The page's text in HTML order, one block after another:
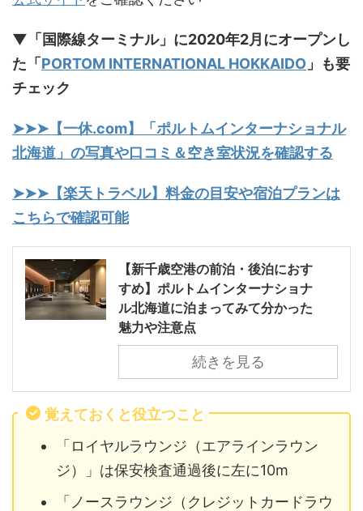
▼「国際線ターミナル」に2020年2月にオープンし
た「 PORTOM INTERNATIONAL HOKKAIDO 」も要
チェック
➤➤➤【一休.com】「ポルトムインターナショナル
北海道」の写真や口コミ＆空き室状況を確認する
➤➤➤【楽天トラベル】料金の目安や宿泊プランは
こちらで確認可能
【新千歳空港の前泊・後泊におす
すめ】ポルトムインターナショナ
ル北海道に泊まってみて分かった
魅力や注意点
続きを見る
覚えておくと役立つこと
「ロイヤルラウンジ（エアラインラウン
ジ）」は保安検査通過後に左に10m
「ノースラウンジ（クレジットカードラウ